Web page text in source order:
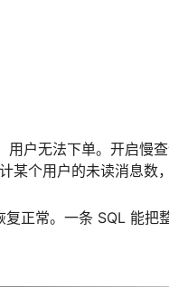
户无法下单。开启慢
个用户的未读消息数
正常。一条 SQL 能把